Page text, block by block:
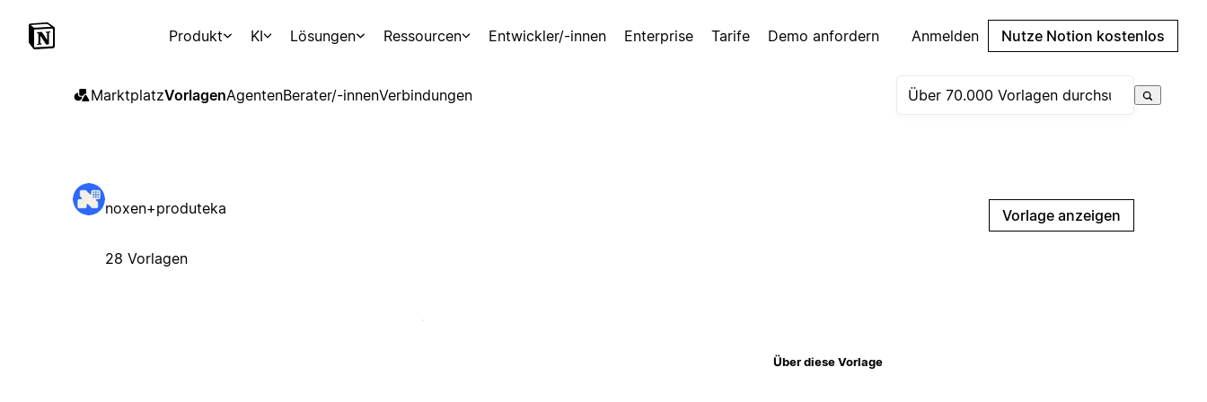
Produkt KI Lösungen Ressourcen Entwickler/-innen Enterprise Tarife Demo anfordern Anmelden Nutze Notion kostenlos
MarktplatzVorlagenAgentenBerater/-innenVerbindungen
noxen+produteka
28 Vorlagen
Vorlage anzeigen
Über diese Vorlage